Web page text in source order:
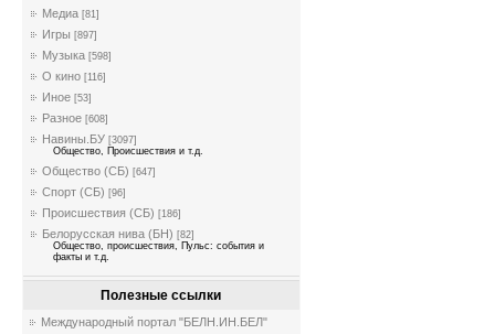
Медиа [81]
Игры [897]
Музыка [598]
О кино [116]
Иное [53]
Разное [608]
Навины.БУ [3097]
Общество, Происшествия и т.д.
Общество (СБ) [647]
Спорт (СБ) [96]
Происшествия (СБ) [186]
Белорусская нива (БН) [82]
Общество, происшествия, Пульс: события и
факты и т.д.
Полезные ссылки
Международный портал "БЕЛН.ИН.БЕЛ"